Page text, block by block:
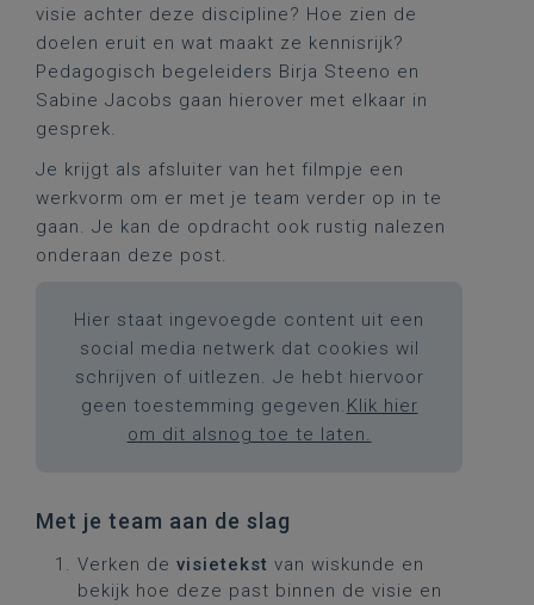
visie achter deze discipline? Hoe zien de
doelen eruit en wat maakt ze kennisrijk?
Pedagogisch begeleiders Birja Steeno en
Sabine Jacobs gaan hierover met elkaar in
gesprek.
Je krijgt als afsluiter van het filmpje een
werkvorm om er met je team verder op in te
gaan. Je kan de opdracht ook rustig nalezen
onderaan deze post.
Hier staat ingevoegde content uit een
social media netwerk dat cookies wil
schrijven of uitlezen. Je hebt hiervoor
geen toestemming gegeven. Klik hier
om dit alsnog toe te laten.
Met je team aan de slag
Verken de visietekst van wiskunde en
bekijk hoe deze past binnen de visie en